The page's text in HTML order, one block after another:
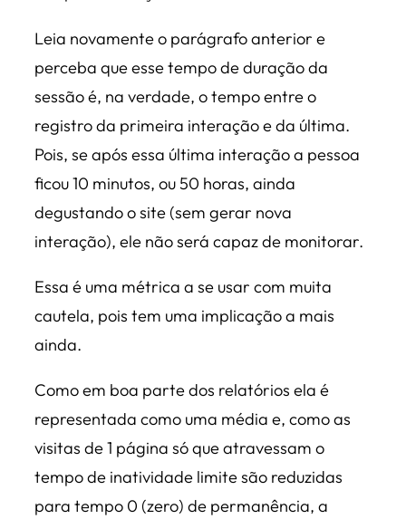
Leia novamente o parágrafo anterior e
perceba que esse tempo de duração da
sessão é, na verdade, o tempo entre o
registro da primeira interação e da última.
Pois, se após essa última interação a pessoa
ficou 10 minutos, ou 50 horas, ainda
degustando o site (sem gerar nova
interação), ele não será capaz de monitorar.
Essa é uma métrica a se usar com muita
cautela, pois tem uma implicação a mais
ainda.
Como em boa parte dos relatórios ela é
representada como uma média e, como as
visitas de 1 página só que atravessam o
tempo de inatividade limite são reduzidas
para tempo 0 (zero) de permanência, a